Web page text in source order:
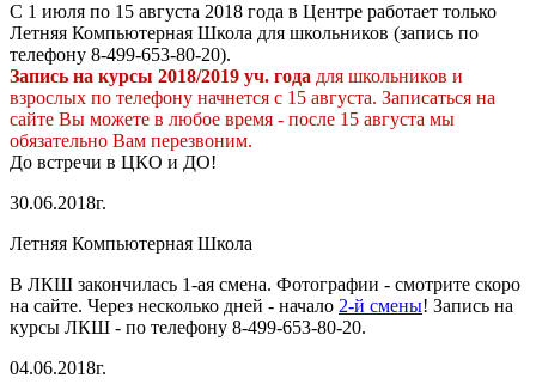
С 1 июля по 15 августа 2018 года в Центре работает только
Летняя Компьютерная Школа для школьников (запись по
телефону 8-499-653-80-20).
Запись на курсы 2018/2019 уч. года для школьников и
взрослых по телефону начнется с 15 августа. Записаться на
сайте Вы можете в любое время - после 15 августа мы
обязательно Вам перезвоним.
До встречи в ЦКО и ДО!
30.06.2018г.
Летняя Компьютерная Школа
В ЛКШ закончилась 1-ая смена. Фотографии - смотрите скоро
на сайте. Через несколько дней - начало 2-й смены! Запись на
курсы ЛКШ - по телефону 8-499-653-80-20.
04.06.2018г.